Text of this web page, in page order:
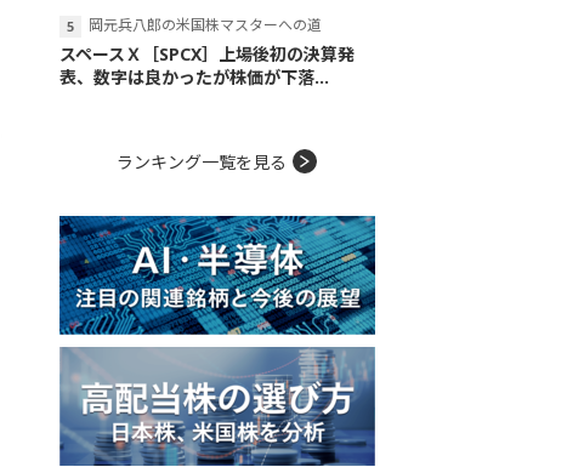
岡元兵八郎の米国株マスターへの道
スペースＸ［SPCX］上場後初の決算発
表、数字は良かったが株価が下落...
ランキング一覧を見る